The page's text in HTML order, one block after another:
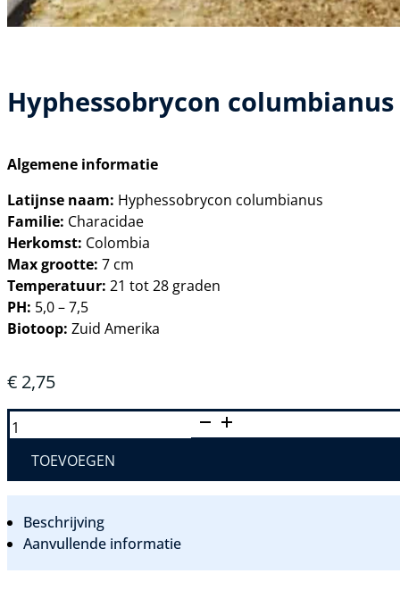
Hyphessobrycon
Algemene informatie
Latijnse naam: Hyphessobrycon columbianus
Familie: Characidae
Herkomst: Colombia
Max grootte: 7 cm
Temperatuur: 21 tot 28 graden
PH: 5,0 – 7,5
Biotoop: Zuid Amerika
€ 2,75
HYPHESSOBRYCON
COLUMBIANUS
COLOMBIAANSE
TOEVOEGEN
Beschrijving
Aanvullende informatie